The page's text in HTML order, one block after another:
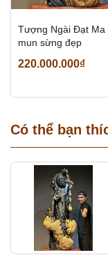
Tượng Ngài Đạt Ma
mun sừng đẹp
220.000.000₫
Có thể bạn